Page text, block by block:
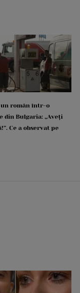
un român într-o
din Bulgaria: „Aveți
Ce a observat pe